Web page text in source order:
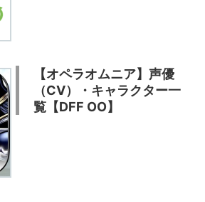
【オペラオムニア】声優
（CV）・キャラクター一
覧【DFF OO】